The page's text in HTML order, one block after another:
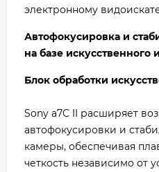
электронному
Автофокусировка и
на базе искусственного
Блок обработки
Sony a7C II расширяет
автофокусировки и
камеры, обеспечивая
четкость независимо от